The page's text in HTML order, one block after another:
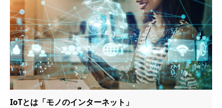
IoTとは「モノのインターネット」